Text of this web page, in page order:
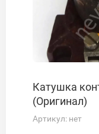
Катушка
(Оригинал)
Артикул: нет